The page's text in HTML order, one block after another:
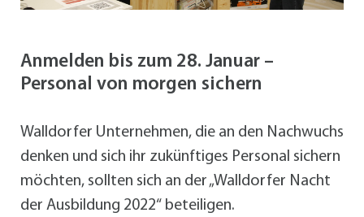
Anmelden bis zum 28. Januar –
Personal von morgen sichern
Walldorfer Unternehmen, die an den Nachwuchs
denken und sich ihr zukünftiges Personal sichern
möchten, sollten sich an der „Walldorfer Nacht
der Ausbildung 2022“ beteiligen.